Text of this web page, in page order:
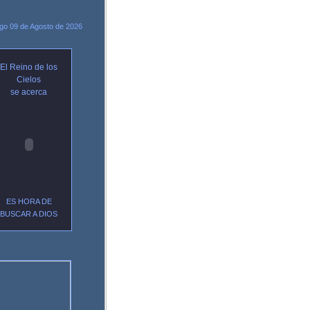
09 de Agosto de 2026
El Reino de los
Cielos
se acerca
ES HORA DE
BUSCAR A DIOS